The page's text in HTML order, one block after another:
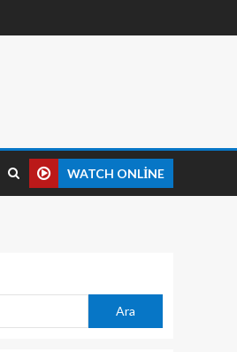
WATCH ONLINE
Ara